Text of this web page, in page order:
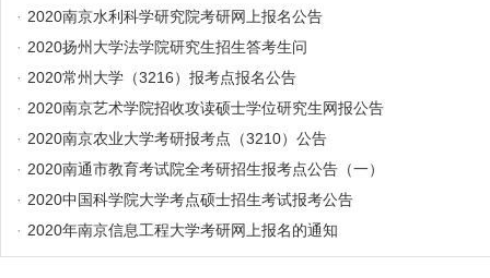
· 2020南京水利科学研究院考研网上报名公告
· 2020扬州大学法学院研究生招生答考生问
· 2020常州大学（3216）报考点报名公告
· 2020南京艺术学院招收攻读硕士学位研究生网报公告
· 2020南京农业大学考研报考点（3210）公告
· 2020南通市教育考试院全考研招生报考点公告（一）
· 2020中国科学院大学考点硕士招生考试报考公告
· 2020年南京信息工程大学考研网上报名的通知